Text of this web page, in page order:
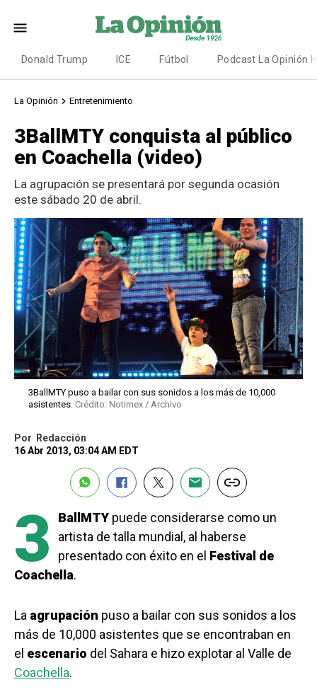
Donald Trump ICE Fútbol Podcast La Opinión
La Opinión Entretenimiento
3BallMTY conquista al público
en Coachella (video)
La agrupación se presentará por segunda ocasión
este sábado 20 de abril.
3BallMTY puso a bailar con sus sonidos a los más de 10,000
asistentes. Crédito: Notimex / Archivo
Por Redacción
16 Abr 2013, 03:04 AM EDT
3 BallMTY puede considerarse como un
artista de talla mundial, al haberse
presentado con éxito en el Festival de
Coachella.
La agrupación puso a bailar con sus sonidos a los
más de 10,000 asistentes que se encontraban en
el escenario del Sahara e hizo explotar al Valle de
Coachella.